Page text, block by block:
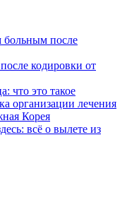
больным после
кодировки от
что это такое
организации лечения
Корея
всё о вылете из